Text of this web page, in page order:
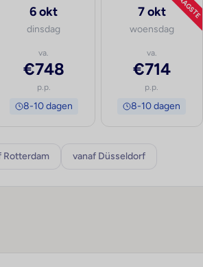
6 okt
dinsdag
va.
€748
p.p.
8-10 dagen
LAAGSTE
7 okt
woensdag
va.
€714
p.p.
8-10 dagen
Rotterdam vanaf Düsseldorf